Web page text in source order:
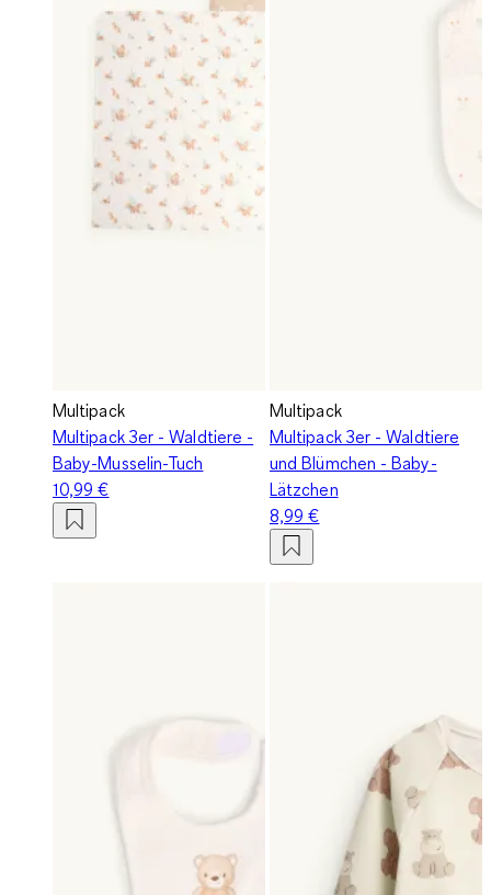
Multipack
Multipack 3er - Waldtiere -
Baby-Musselin-Tuch
10,99 €
Multipack
Multipack 3er - Waldtiere
und Blümchen - Baby-
Lätzchen
8,99 €